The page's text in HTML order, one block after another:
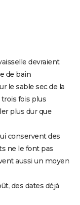
devraient
de bain
le sable sec de la
fois plus
plus dur que
conservent des
ne le font pas
aussi un moyen
des dates déjà